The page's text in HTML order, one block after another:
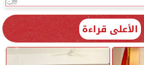
الأعلى قراءة